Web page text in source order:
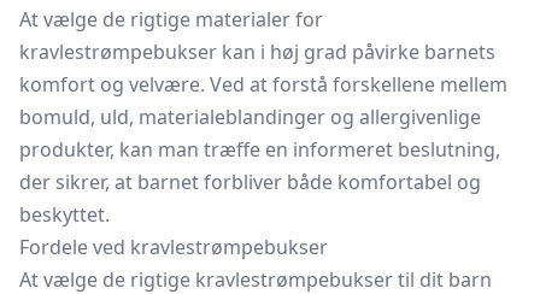
At vælge de rigtige materialer for
kravlestrømpebukser kan i høj grad påvirke barnets
komfort og velvære. Ved at forstå forskellene mellem
bomuld, uld, materialeblandinger og allergivenlige
produkter, kan man træffe en informeret beslutning,
der sikrer, at barnet forbliver både komfortabel og
beskyttet.
Fordele ved kravlestrømpebukser
At vælge de rigtige kravlestrømpebukser til dit barn